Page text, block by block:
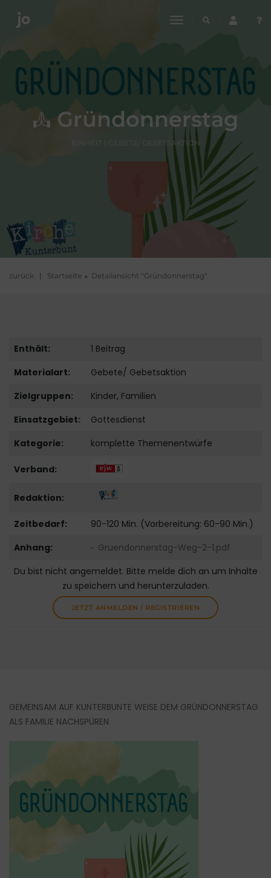
toggle
Gründonnerstag
EINHEIT | GEBETE/ GEBETSAKTION
zurück | Startseite Detailansicht "Gründonnerstag"
Enthält:
1 Beitrag
Materialart:
Gebete/ Gebetsaktion
Zielgruppen:
Kinder, Familien
Einsatzgebiet:
Gottesdienst
Kategorie:
komplette Themenentwürfe
Verband:
Redaktion:
Zeitbedarf:
90-120 Min. (Vorbereitung: 60-90 Min.)
Anhang:
Gruendonnerstag-Weg-2-1.pdf
Du bist nicht angemeldet. Bitte melde dich an um Inhalte
zu speichern und herunterzuladen.
JETZT ANMELDEN / REGISTRIEREN
GEMEINSAM AUF KUNTERBUNTE WEISE DEM GRÜNDONNERSTAG
ALS FAMILIE NACHSPÜREN